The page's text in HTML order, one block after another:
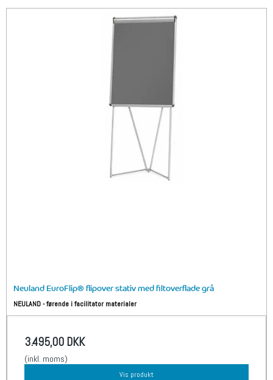
Neuland EuroFlip® flipover stativ med filtoverflade grå
NEULAND - førende i facilitator materialer
3.495,00 DKK
(inkl. moms)
Vis produkt